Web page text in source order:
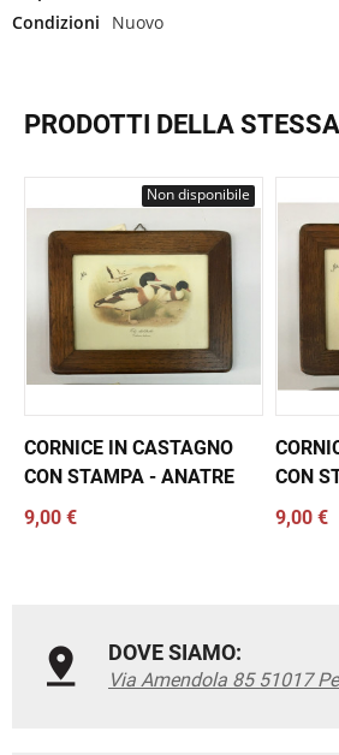
Condizioni
Nuovo
PRODOTTI DELLA
Non disponibile
CORNICE IN CASTAGNO
CON STAMPA - ANATRE
9,00 €
CON
9,00 €
DOVE SIAMO:
Via Amendola 85 51017